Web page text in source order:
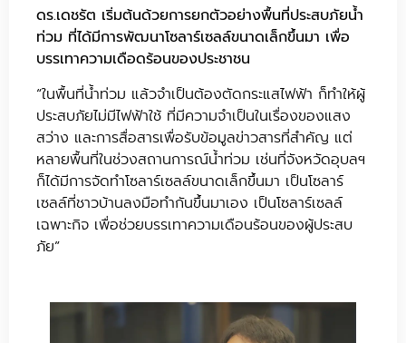
ดร.เดชรัต เริ่มต้นด้วยการยกตัวอย่างพื้นที่ประสบภัยน้ำ
ท่วม ที่ได้มีการพัฒนาโซลาร์เซลล์ขนาดเล็กขึ้นมา เพื่อ
บรรเทาความเดือดร้อนของประชาชน
“ในพื้นที่น้ำท่วม แล้วจำเป็นต้องตัดกระแสไฟฟ้า ก็ทำให้ผู้
ประสบภัยไม่มีไฟฟ้าใช้ ที่มีความจำเป็นในเรื่องของแสง
สว่าง และการสื่อสารเพื่อรับข้อมูลข่าวสารที่สำคัญ แต่
หลายพื้นที่ในช่วงสถานการณ์น้ำท่วม เช่นที่จังหวัดอุบลฯ
ก็ได้มีการจัดทำโซลาร์เซลล์ขนาดเล็กขึ้นมา เป็นโซลาร์
เซลล์ที่ชาวบ้านลงมือทำกันขึ้นมาเอง เป็นโซลาร์เซลล์
เฉพาะกิจ เพื่อช่วยบรรเทาความเดือนร้อนของผู้ประสบ
ภัย”